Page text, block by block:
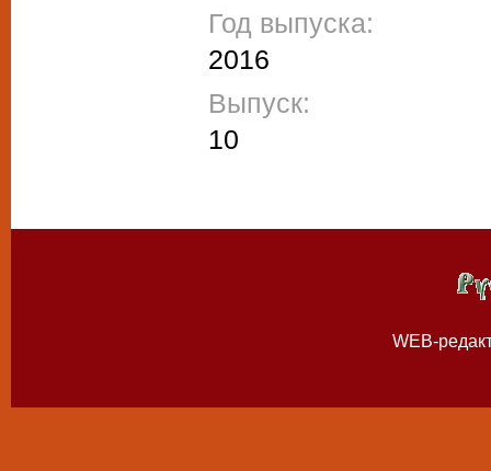
Год выпуска:
2016
Выпуск:
10
WEB-